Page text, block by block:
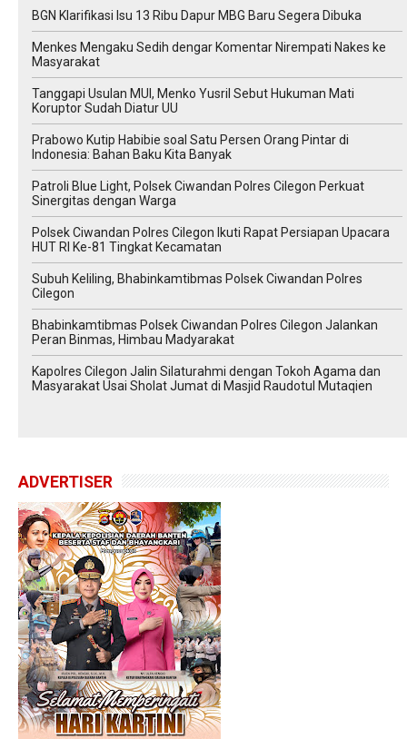
BGN Klarifikasi Isu 13 Ribu Dapur MBG Baru Segera Dibuka
Menkes Mengaku Sedih dengar Komentar Nirempati Nakes ke
Masyarakat
Tanggapi Usulan MUI, Menko Yusril Sebut Hukuman Mati
Koruptor Sudah Diatur UU
Prabowo Kutip Habibie soal Satu Persen Orang Pintar di
Indonesia: Bahan Baku Kita Banyak
Patroli Blue Light, Polsek Ciwandan Polres Cilegon Perkuat
Sinergitas dengan Warga
Polsek Ciwandan Polres Cilegon Ikuti Rapat Persiapan Upacara
HUT RI Ke-81 Tingkat Kecamatan
Subuh Keliling, Bhabinkamtibmas Polsek Ciwandan Polres
Cilegon
Bhabinkamtibmas Polsek Ciwandan Polres Cilegon Jalankan
Peran Binmas, Himbau Madyarakat
Kapolres Cilegon Jalin Silaturahmi dengan Tokoh Agama dan
Masyarakat Usai Sholat Jumat di Masjid Raudotul Mutaqien
ADVERTISER